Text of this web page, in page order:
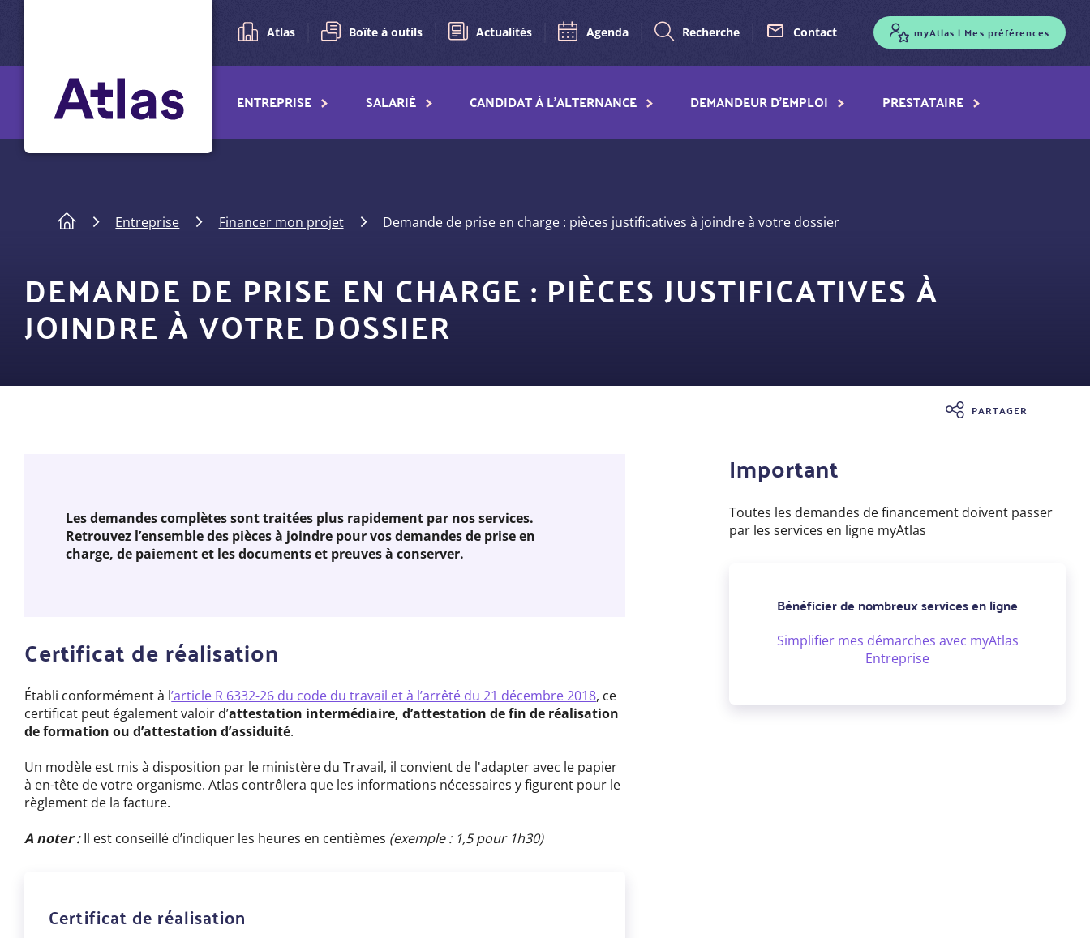
principal
Pré-
navigation
Atlas Boîte à outils Actualités Agenda Recherche Contact myAtlas | Mes préférences
Navigation
principale
ENTREPRISE SALARIÉ CANDIDAT À L'ALTERNANCE DEMANDEUR D'EMPLOI PRESTATAIRE
Entreprise Financer mon projet Demande de prise en charge : pièces justificatives à joindre à votre dossier
DEMANDE DE PRISE EN CHARGE : PIÈCES JUSTIFICATIVES À
JOINDRE À VOTRE DOSSIER
PARTAGER
Les demandes complètes sont traitées plus rapidement par nos services.
Retrouvez l’ensemble des pièces à joindre pour vos demandes de prise en
charge, de paiement et les documents et preuves à conserver.
Certificat de réalisation
Établi conformément à l’article R 6332-26 du code du travail et à l’arrêté du 21 décembre 2018, ce
certificat peut également valoir d’attestation intermédiaire, d’attestation de fin de réalisation
de formation ou d’attestation d’assiduité.
Un modèle est mis à disposition par le ministère du Travail, il convient de l'adapter avec le papier
à en-tête de votre organisme. Atlas contrôlera que les informations nécessaires y figurent pour le
règlement de la facture.
A noter :Il est conseillé d’indiquer les heures en centièmes (exemple : 1,5 pour 1h30)
Certificat de réalisation
Important
Toutes les demandes de financement doivent passer
par les services en ligne myAtlas
Bénéficier de nombreux services en ligne
Simplifier mes démarches avec myAtlas
Entreprise